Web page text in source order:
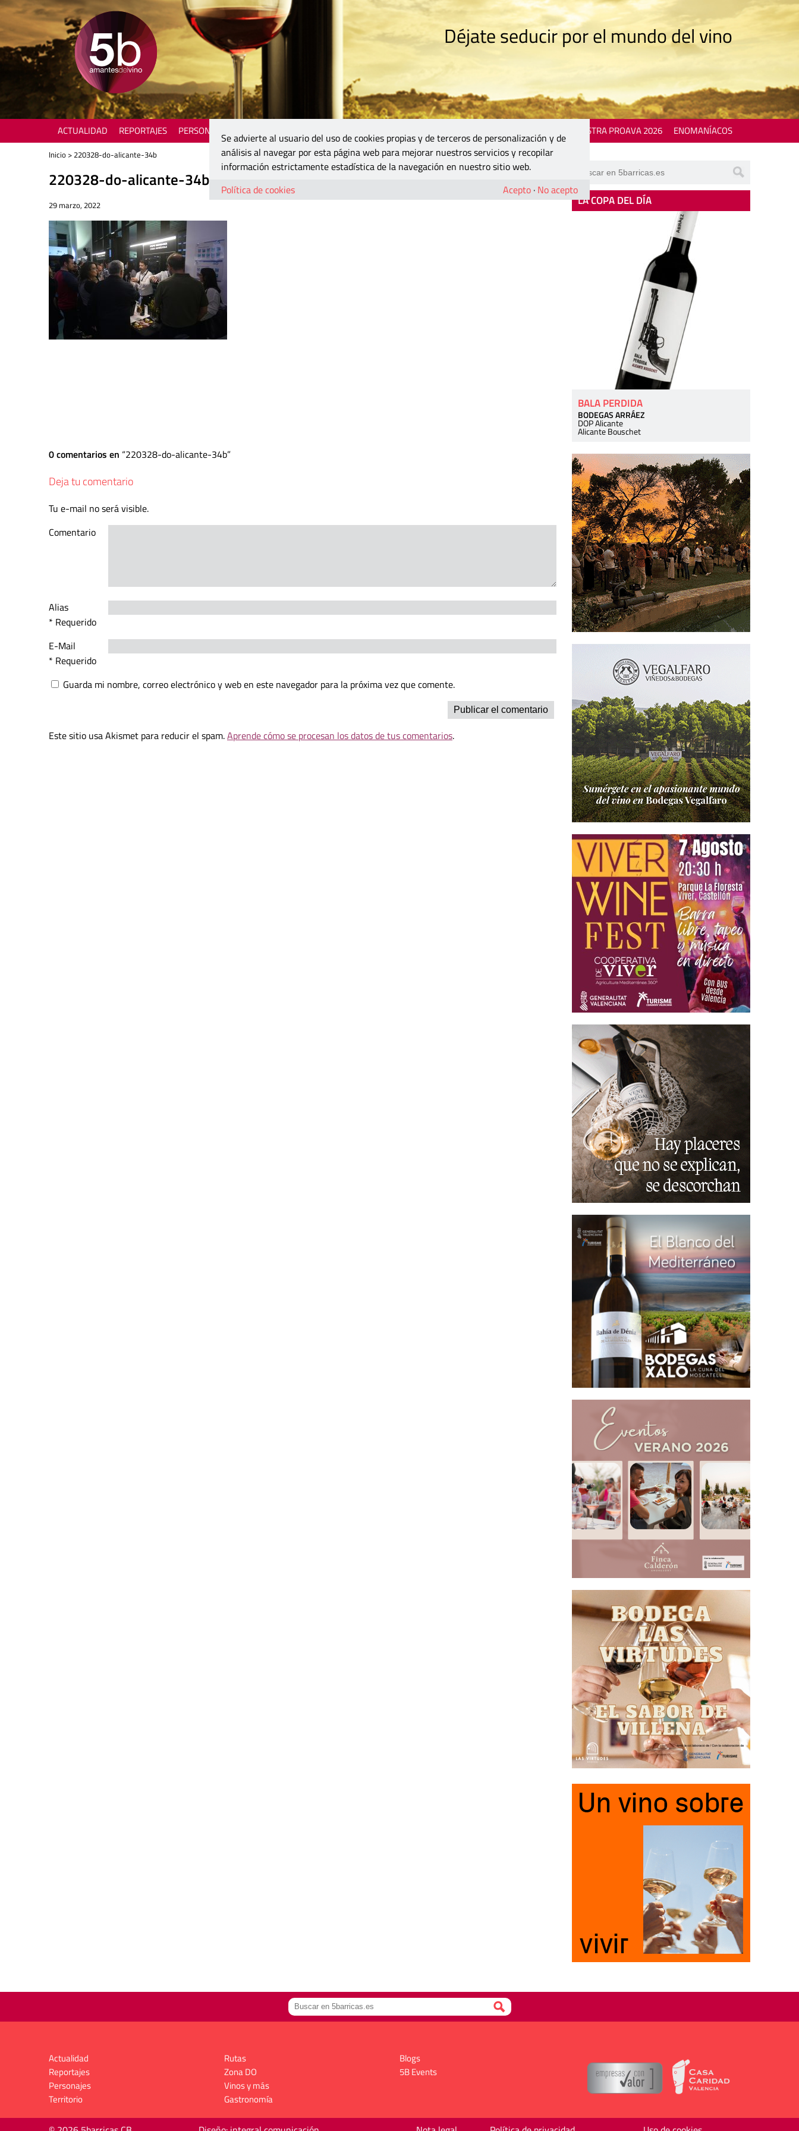
Déjate seducir por el mundo del vino
ACTUALIDAD REPORTAJES PERSONAJES MOSTRA PROAVA 2026 ENOMANÍACOS
Inicio > 220328-do-alicante-34b
220328-do-alicante-34b
29 marzo, 2022
0 comentarios en 220328-do-alicante-34b
Deja tu comentario
Tu e-mail no será visible.
Comentario
Alias
* Requerido
E-Mail
* Requerido
Guarda mi nombre, correo electrónico y web en este navegador para la próxima vez que comente.
Este sitio usa Akismet para reducir el spam.Aprende cómo se procesan los datos de tus comentarios.
LA COPA DEL DÍA
BALA PERDIDA
BODEGAS ARRÁEZ
DOP Alicante
Alicante Bouschet
Actualidad
Reportajes
Personajes
Territorio
Rutas
Zona DO
Vinos y más
Gastronomía
Blogs
5B Events
Se advierte al usuario del uso de cookies propias y de terceros de personalización y de
análisis al navegar por esta página web para mejorar nuestros servicios y recopilar
información estrictamente estadística de la navegación en nuestro sitio web.
Política de cookies
Acepto · No acepto